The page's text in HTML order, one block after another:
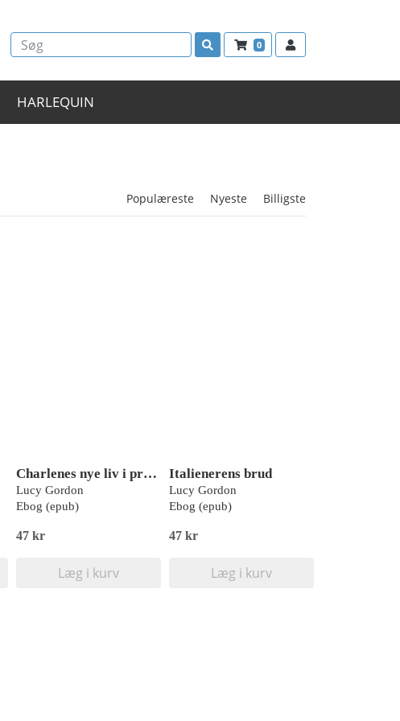
0
HARLEQUIN
Populæreste Nyeste Billigste
Charlenes nye liv i pressens bevågenhed
Lucy Gordon
Ebog (epub)
47 kr
Læg i kurv
Italienerens brud
Lucy Gordon
Ebog (epub)
47 kr
Læg i kurv